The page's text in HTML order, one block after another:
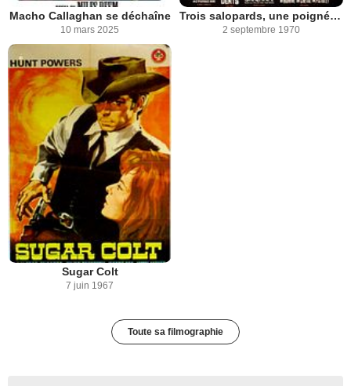
Macho Callaghan se déchaîne
10 mars 2025
Trois salopards, une poignée d'or
2 septembre 1970
Sugar Colt
7 juin 1967
Toute sa filmographie